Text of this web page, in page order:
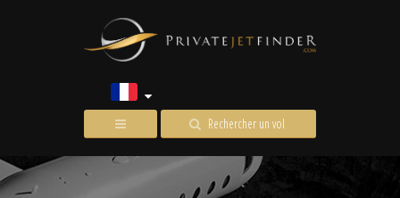
Rechercher un vol